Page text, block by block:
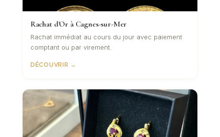
Rachat d'Or à Cagnes-sur-Mer
Rachat immédiat au cours du jour avec paiement
comptant ou par virement.
DÉCOUVRIR →